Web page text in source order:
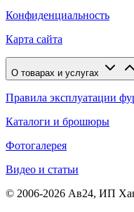
Конфиденциальность
Карта сайта
О товарах и услугах
Правила эксплуатации
Каталоги и брошюры
Фотогалерея
Видео и статьи
© 2006-2026 Ав24, ИП